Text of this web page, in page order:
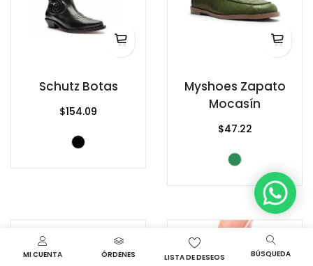
Schutz Botas
$154.09
Myshoes Zapato
Mocasín
$47.22
MI CUENTA ÓRDENES LISTA DE DESEOS BÚSQUEDA